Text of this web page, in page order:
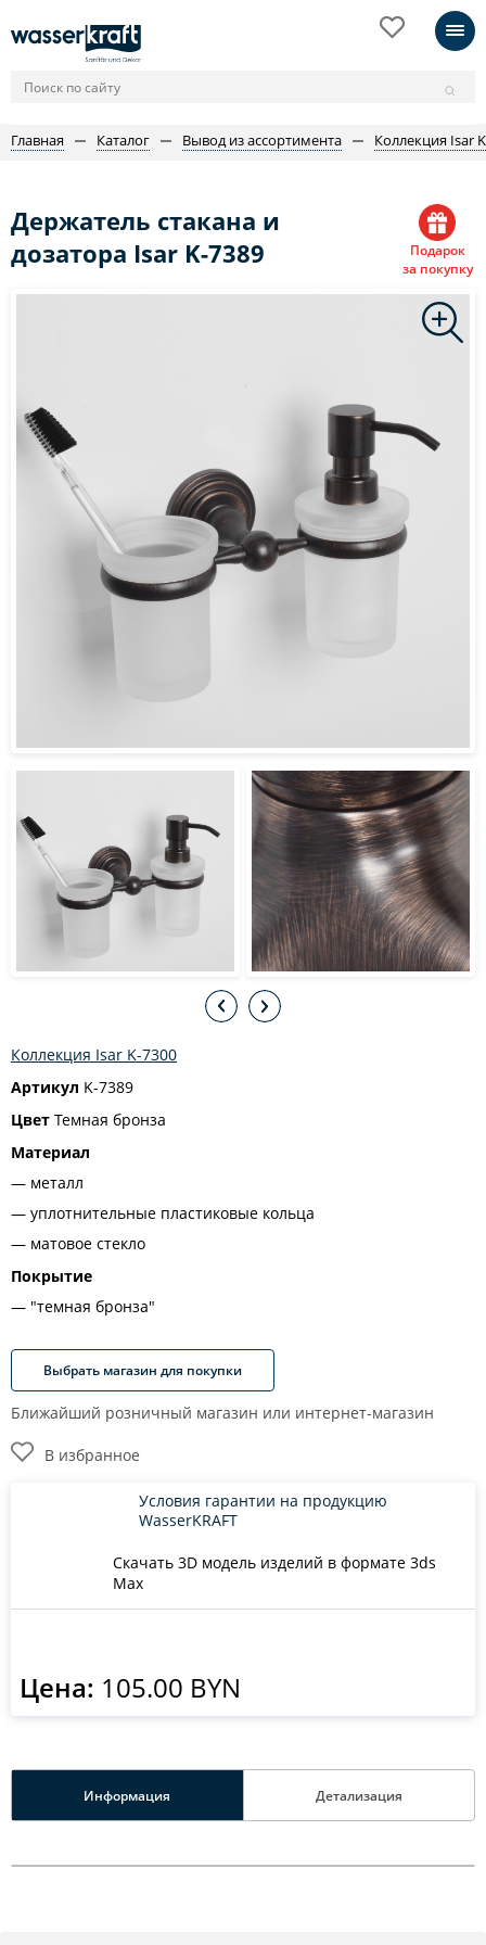
Главная Каталог Вывод из ассортимента Коллекция Isar
Держатель стакана и
дозатора Isar K-7389
Подарок
за покупку
Коллекция Isar K-7300
Артикул K-7389
Цвет Темная бронза
Материал
металл
уплотнительные пластиковые кольца
матовое стекло
Покрытие
"темная бронза"
Выбрать магазин для покупки
Ближайший розничный магазин или интернет-магазин
В избранное
Скачать 3D модель изделий в формате 3ds
Max
Условия гарантии на продукцию
WasserKRAFT
Цена: 105.00 BYN
Информация Детализация